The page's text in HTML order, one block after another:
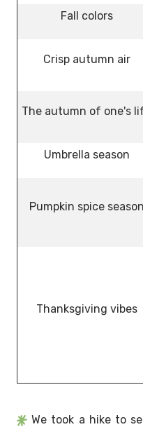
Fall colors
Crisp autumn air
The autumn of one's
Umbrella season
Pumpkin spice season
Thanksgiving vibes
We took a hike to